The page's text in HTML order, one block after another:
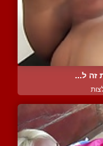
זה ל...